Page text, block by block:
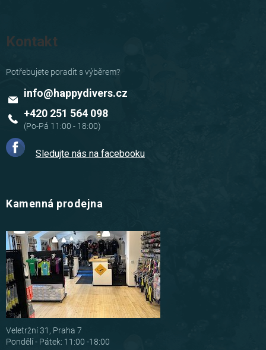
Kontakt
info@happydivers.cz
+420 251 564 098
Sledujte nás na facebooku
Kamenná prodejna
Veletržní 31, Praha 7
Pondělí - Pátek: 11:00 -18:00